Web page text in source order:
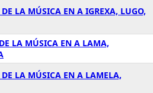
LA MÚSICA EN A IGREXA, LUGO,
LA MÚSICA EN A LAMA,
LA MÚSICA EN A LAMELA,